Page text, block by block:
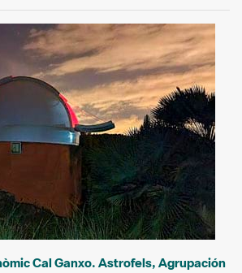
Cal Ganxo. Astrofels, Agrupación